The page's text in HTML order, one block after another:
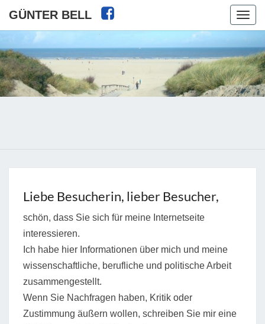
GÜNTER BELL
Liebe Besucherin, lieber Besucher,
schön, dass Sie sich für meine Internetseite
interessieren.
Ich habe hier Informationen über mich und meine
wissenschaftliche, berufliche und politische Arbeit
zusammengestellt.
Wenn Sie Nachfragen haben, Kritik oder
Zustimmung äußern wollen, schreiben Sie mir eine